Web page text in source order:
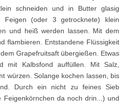
schneiden und in Butter glasig
Feigen (oder 3 getrocknete) klein
und heiß werden lassen. Mit dem
flambieren. Entstandene Flüssigkeit
Grapefruitsaft übergießen. Etwas
mit Kalbsfond auffüllen. Mit Salz,
würzen. Solange kochen lassen, bis
Durch ein nicht zu feines Sieb
Feigenkörnchen da noch drin...) und